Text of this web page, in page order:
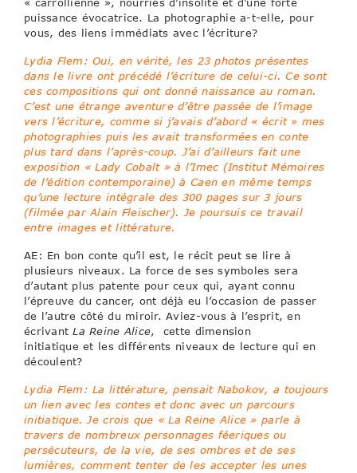
« carrollienne », nourries d’insolite et d’une forte
puissance évocatrice. La photographie a-t-elle, pour
vous, des liens immédiats avec l’écriture?
Lydia Flem: Oui, en vérité, les 23 photos présentes
dans le livre ont précédé l’écriture de celui-ci. Ce sont
ces compositions qui ont donné naissance au roman.
C’est une étrange aventure d’être passée de l’image
vers l’écriture, comme si j’avais d’abord « écrit » mes
photographies puis les avait transformées en conte
plus tard dans l’après-coup. J’ai d’ailleurs fait une
exposition « Lady Cobalt » à l’Imec (Institut Mémoires
de l’édition contemporaine) à Caen en même temps
qu’une lecture intégrale des 300 pages sur 3 jours
(filmée par Alain Fleischer). Je poursuis ce travail
entre images et littérature.
AE: En bon conte qu’il est, le récit peut se lire à
plusieurs niveaux. La force de ses symboles sera
d’autant plus patente pour ceux qui, ayant connu
l’épreuve du cancer, ont déjà eu l’occasion de passer
de l’autre côté du miroir. Aviez-vous à l’esprit, en
écrivantLa Reine Alice, cette dimension
initiatique et les différents niveaux de lecture qui en
découlent?
Lydia Flem: La littérature, pensait Nabokov, a toujours
un lien avec les contes et donc avec un parcours
initiatique. Je crois que « La Reine Alice » parle à
travers de nombreux personnages féeriques ou
persécuteurs, de la vie, de ses ombres et de ses
lumières, comment tenter de les accepter les unes